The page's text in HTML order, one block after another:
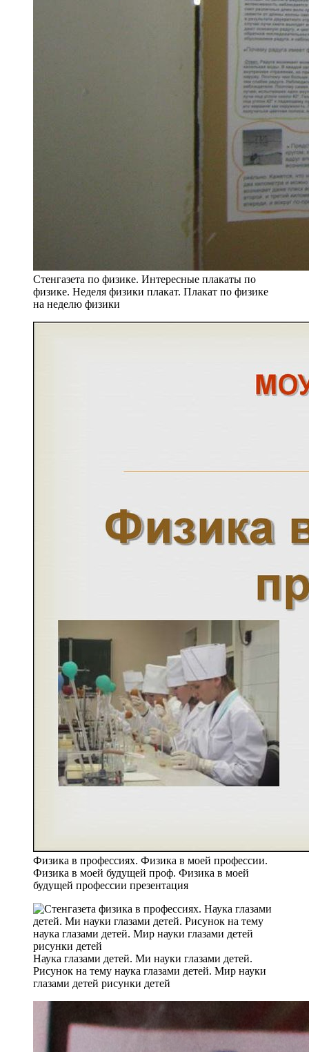
Стенгазета по физике. Интересные плакаты по
физике. Неделя физики плакат. Плакат по физике
на неделю физики
Физика в профессиях. Физика в моей профессии.
Физика в моей будущей проф. Физика в моей
будущей профессии презентация
Наука глазами детей. Ми науки глазами детей.
Рисунок на тему наука глазами детей. Мир науки
глазами детей рисунки детей